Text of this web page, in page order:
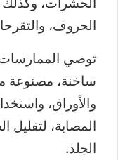
الحروف،
توصي الممارسات
ساخنة، مصنوعة
والأوراق،
المصابة، لتقليل
الجلد.